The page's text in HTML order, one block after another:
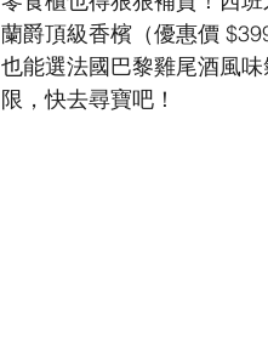
蘭爵頂級香檳（優惠價
也能選法國巴黎雞尾酒風
限，快去尋寶吧！